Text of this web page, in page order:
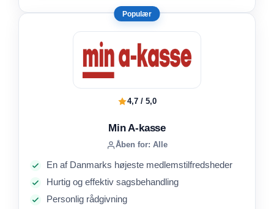
Populær
4,7 / 5,0
Min A-kasse
Åben for: Alle
En af Danmarks højeste medlemstilfredsheder
Hurtig og effektiv sagsbehandling
Personlig rådgivning